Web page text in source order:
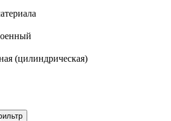
(цилиндрическая)